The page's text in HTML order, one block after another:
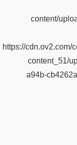
content/
https://cdn.ov2.com/
content_51/
a94b-